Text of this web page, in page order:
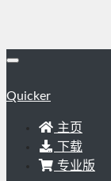
Quicker
主页
下载
专业版